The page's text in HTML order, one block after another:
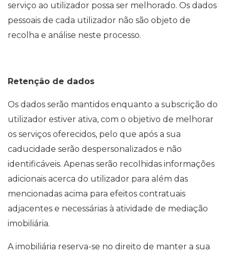
serviço ao utilizador possa ser melhorado. Os dados
pessoais de cada utilizador não são objeto de
recolha e análise neste processo.
Retenção de dados
Os dados serão mantidos enquanto a subscrição do
utilizador estiver ativa, com o objetivo de melhorar
os serviços oferecidos, pelo que após a sua
caducidade serão despersonalizados e não
identificáveis. Apenas serão recolhidas informações
adicionais acerca do utilizador para além das
mencionadas acima para efeitos contratuais
adjacentes e necessárias à atividade de mediação
imobiliária.
A imobiliária reserva-se no direito de manter a sua